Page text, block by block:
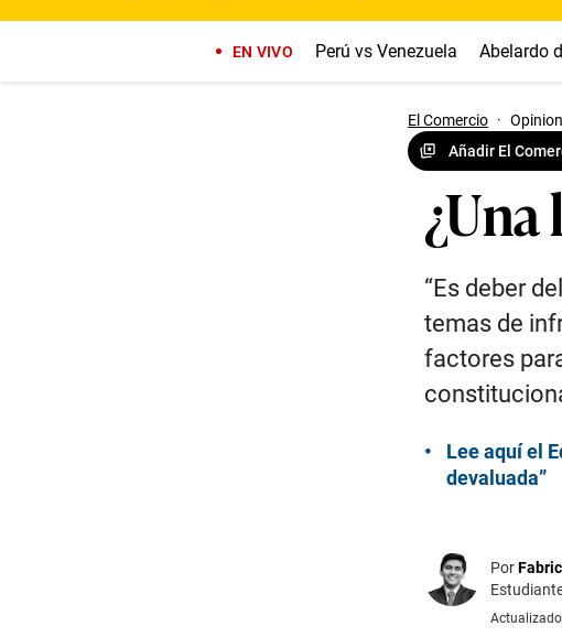
EN VIVO Perú vs Venezuela Abelardo
El Comercio · Opinion
Añadir El
“Es deber
temas de
factores
Lee aquí el
devaluada”
Por